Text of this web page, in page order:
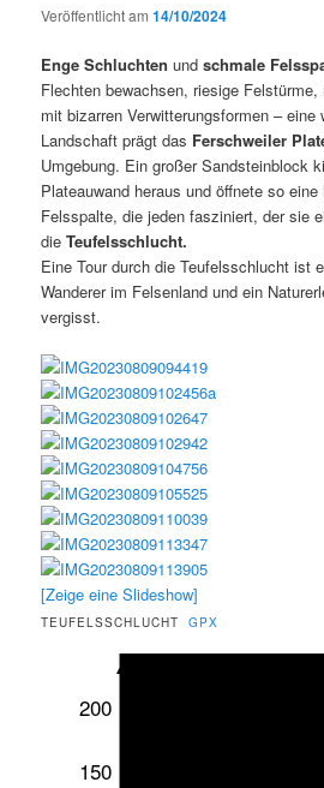
Veröffentlicht am14/10/2024
Enge Schluchten undschmale
Flechten bewachsen, riesige
mit bizarren Verwitterungsformen – eine
Landschaft prägt das Ferschweiler
Umgebung. Ein großer Sandsteinblock
Plateauwand heraus und öffnete so
Felsspalte, die jeden fasziniert, der sie
dieTeufelsschlucht.
Eine Tour durch die Teufelsschlucht ist
Wanderer im Felsenland und ein
vergisst.
[Zeige eine Slideshow]
TEUFELSSCHLUCHT GPX
150
200